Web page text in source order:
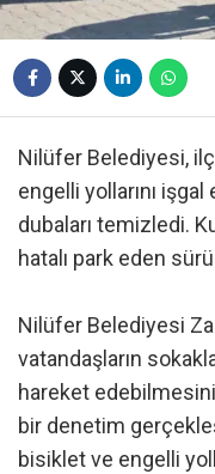
Nilüfer Belediyesi,
engelli yollarını
dubaları temizledi.
hatalı park eden
Nilüfer Belediyesi
vatandaşların
hareket
bir denetim
bisiklet ve engelli